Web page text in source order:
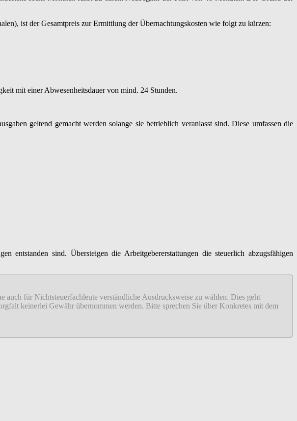
ist der Gesamtpreis zur Ermittlung der Übernachtungskosten wie folgt zu kürzen:
mit einer Abwesenheitsdauer von mind. 24 Stunden.
geltend gemacht werden solange sie betrieblich veranlasst sind. Diese umfassen die
entstanden sind. Übersteigen die Arbeitgebererstattungen die steuerlich abzugsfähigen
für Nichtsteuerfachleute verständliche Ausdrucksweise zu wählen. Dies geht
keinerlei Gewähr übernommen werden. Bitte sprechen Sie über Konkretes mit dem